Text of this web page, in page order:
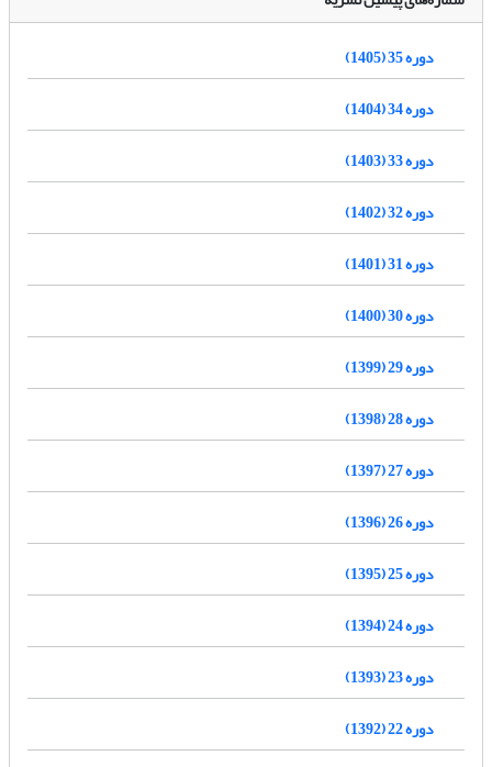
دوره 35 (1405)
دوره 34 (1404)
دوره 33 (1403)
دوره 32 (1402)
دوره 31 (1401)
دوره 30 (1400)
دوره 29 (1399)
دوره 28 (1398)
دوره 27 (1397)
دوره 26 (1396)
دوره 25 (1395)
دوره 24 (1394)
دوره 23 (1393)
دوره 22 (1392)